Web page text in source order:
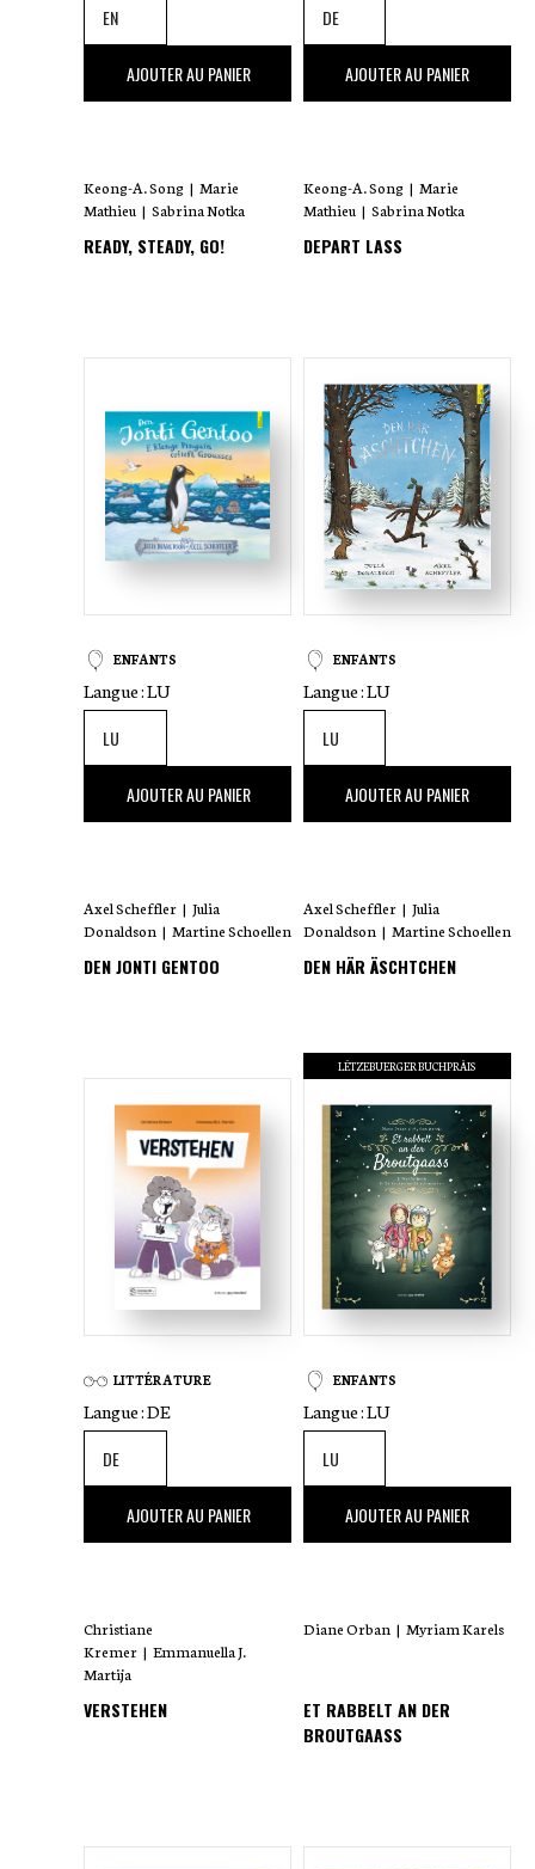
,00 €
AJOUTER AU PANIER
Keong-A. Song | Marie
Mathieu | Sabrina Notka
READY, STEADY, GO!
,00 €
AJOUTER AU PANIER
Keong-A. Song | Marie
Mathieu | Sabrina Notka
DEPART LASS
ENFANTS
Langue :LU
,00 €AJOUTER AU PANIER
Axel Scheffler | Julia
Donaldson | Martine Schoellen
DEN JONTI GENTOO
ENFANTS
Langue :LU
,00 €AJOUTER AU PANIER
Axel Scheffler | Julia
Donaldson | Martine Schoellen
DEN HÄR ÄSCHTCHEN
LITTÉRATURE
Langue :DE
,00 €AJOUTER AU PANIER
Christiane
Kremer | Emmanuella J.
Martija
VERSTEHEN
LËTZEBUERGER BUCHPRÄIS
ENFANTS
Langue :LU
,00 €
AJOUTER AU PANIER
Diane Orban | Myriam Karels
ET RABBELT AN DER
BROUTGAASS